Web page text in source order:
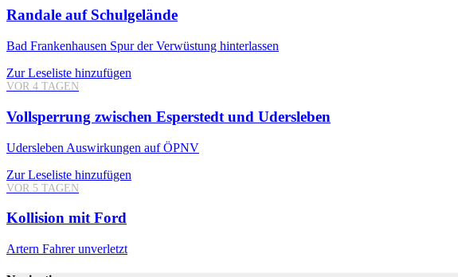
Randale auf Schulgelände
Bad Frankenhausen Spur der Verwüstung hinterlassen
Zur Leseliste hinzufügen
VOR 4 TAGEN
Vollsperrung zwischen Esperstedt und Udersleben
Udersleben Auswirkungen auf ÖPNV
Zur Leseliste hinzufügen
VOR 5 TAGEN
Kollision mit Ford
Artern Fahrer unverletzt